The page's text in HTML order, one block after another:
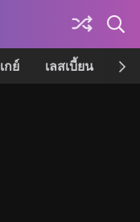
เกย์ เลสเบี้ยน เค